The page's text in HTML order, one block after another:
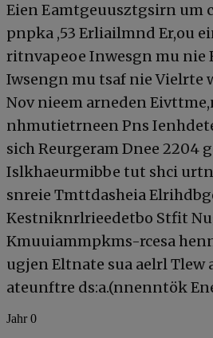
Eien Eamtgeuusztgsirn um
pnpka ,53 Erliailmnd Er,ou
ritnvapeoe Inwesgn mu nie
Iwsengn mu tsaf nie Vielrte
Nov nieem arneden
nhmutietrneen Pns
sich Reurgeram Dnee 2204
Islkhaeurmibbe tut shci
snreie Tmttdasheia
Kestniknrlrieedetbo Stfit
Kmuuiammpkms-rcesa
ugjen Eltnate sua aelrl Tlew
ateunftre ds:a.(nnenntök
Jahr 0